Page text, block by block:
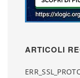
ARTICOLI